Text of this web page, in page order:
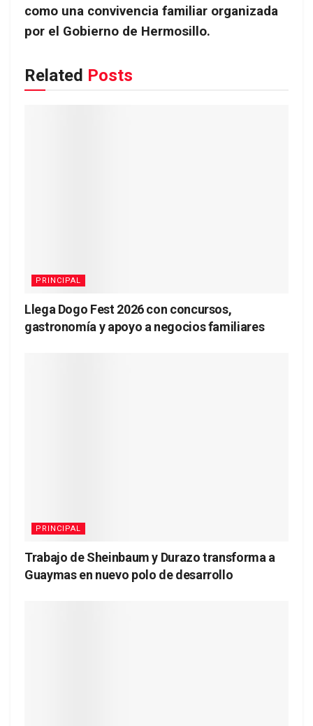
como una convivencia familiar organizada
por el Gobierno de Hermosillo.
Related Posts
PRINCIPAL
Llega Dogo Fest 2026 con concursos,
gastronomía y apoyo a negocios familiares
PRINCIPAL
Trabajo de Sheinbaum y Durazo transforma a
Guaymas en nuevo polo de desarrollo